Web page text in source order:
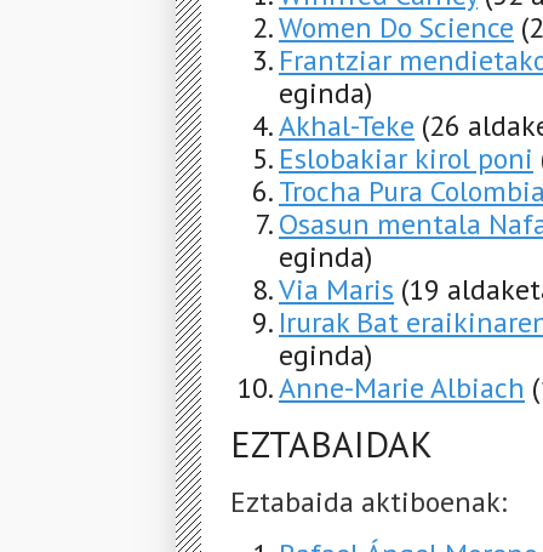
Women Do Science
Frantziar
eginda)
Akhal-Teke (26
Eslobakiar kirol poni
Trocha Pura
Osasun mentala
eginda)
Via Maris (19
Irurak Bat
eginda)
Anne-Marie Albiach
EZTABAIDAK
Eztabaida aktiboenak: